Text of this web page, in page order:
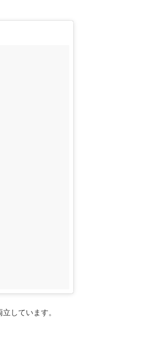
しています。